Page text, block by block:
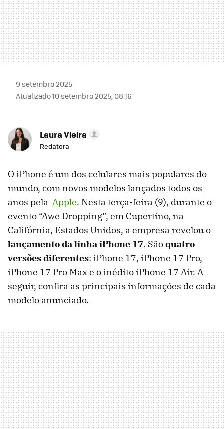
9 setembro 2025
Atualizado 10 setembro 2025, 08:16
Laura Vieira
Redatora
O iPhone é um dos celulares mais populares do
mundo, com novos modelos lançados todos os
anos pela Apple. Nesta terça-feira (9), durante o
evento “Awe Dropping”, em Cupertino, na
Califórnia, Estados Unidos, a empresa revelou o
lançamento da linha iPhone 17. Sãoquatro
versões diferentes: iPhone 17, iPhone 17 Pro,
iPhone 17 Pro Max e o inédito iPhone 17 Air. A
seguir, confira as principais informações de cada
modelo anunciado.